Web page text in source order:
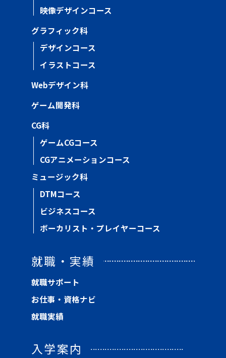
映像デザインコース
グラフィック科
デザインコース
イラストコース
Webデザイン科
ゲーム開発科
CG科
ゲームCGコース
CGアニメーションコース
ミュージック科
DTMコース
ビジネスコース
ボーカリスト・プレイヤーコース
就職・実績
就職サポート
お仕事・資格ナビ
就職実績
入学案内